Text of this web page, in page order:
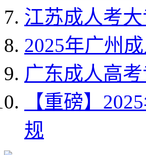
江苏成人考
2025年广州
广东成人高
【重磅】
规